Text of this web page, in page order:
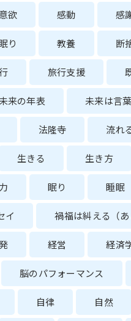
意欲 感動 感
り 教養 断
旅行支援
未来の年表 未来は言
法隆寺 流れ
生きる 生き方
眠り 睡眠
イ 禍福は糾える（
経営 経済
脳のパフォーマンス
自律 自然